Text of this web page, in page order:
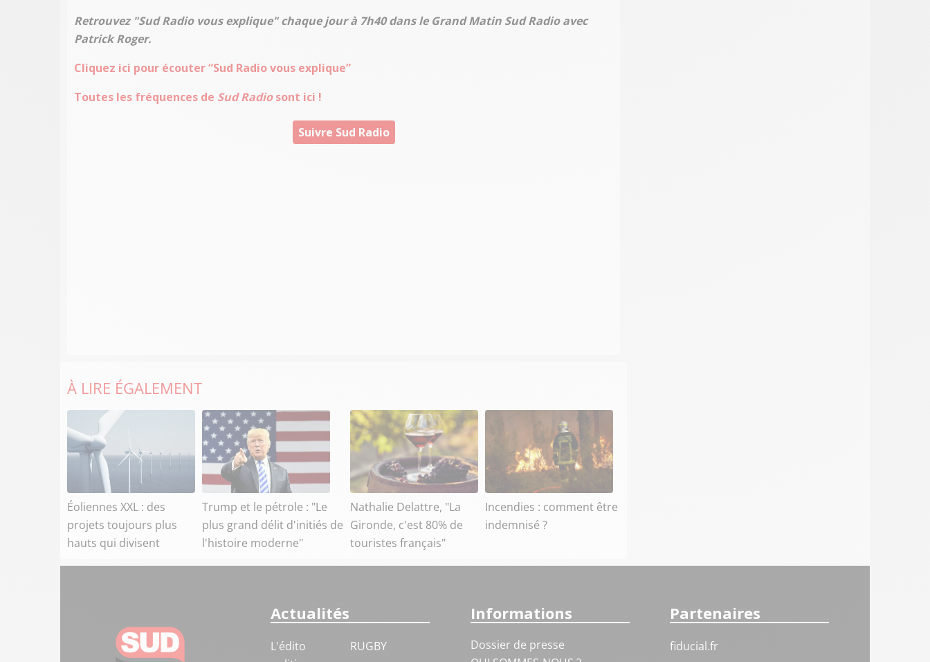
Retrouvez "Sud Radio vous explique" chaque jour à 7h40 dans le Grand Matin Sud Radio avec
Patrick Roger.
Cliquez ici pour écouter “Sud Radio vous explique”
Toutes les fréquences de Sud Radiosont ici !
Suivre Sud Radio
À LIRE ÉGALEMENT
Éoliennes XXL : des
projets toujours plus
hauts qui divisent
Trump et le pétrole : "Le
plus grand délit d'initiés de
l'histoire moderne"
Nathalie Delattre, "La
Gironde, c'est 80% de
touristes français"
Incendies : comment être
indemnisé ?
Actualités
L'édito
RUGBY
Informations
Dossier de presse
Partenaires
fiducial.fr